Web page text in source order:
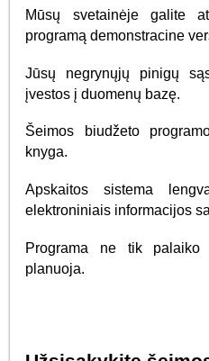
Mūsų svetainėje galite
programą demonstracine
Jūsų negrynųjų pinigų
įvestos į duomenų bazę.
Šeimos biudžeto
knyga.
Apskaitos sistema
elektroniniais informacijos
Programa ne tik
planuoja.